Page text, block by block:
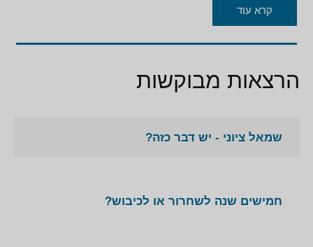
על פעילותו במרוצת השנים. לעצרת בה נרצח רבין, הגיע
אופנהיימר כחייל בחופשה.
פוליטית וכיהן 4 שנים כמנהל אגף הנוער במפלגת
העבודה. הוא בעל תואר ראשון במשפטים ותואר שני
במסגרת התפקיד הוא ארגן מאות הפגנות ואירועים
קרא עוד
הרצאות מבוקשות
שמאל ציוני - יש דבר כזה?
חמישים שנה לשחרור או לכיבוש?